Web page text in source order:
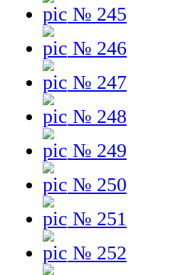
№ 245
№ 246
№ 247
№ 248
№ 249
№ 250
№ 251
№ 252